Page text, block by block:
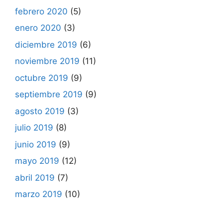
febrero 2020 (5)
enero 2020 (3)
diciembre 2019 (6)
noviembre 2019 (11)
octubre 2019 (9)
septiembre 2019 (9)
agosto 2019 (3)
julio 2019 (8)
junio 2019 (9)
mayo 2019 (12)
abril 2019 (7)
marzo 2019 (10)